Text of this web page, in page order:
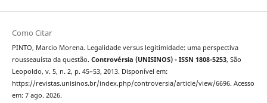
Como Citar
PINTO, Marcio Morena. Legalidade versus legitimidade: uma perspectiva
rousseauísta da questão. Controvérsia (UNISINOS) - ISSN 1808-5253, São
Leopoldo, v. 5, n. 2, p. 45–53, 2013. Disponível em:
https://revistas.unisinos.br/index.php/controversia/article/view/6696. Acesso
em: 7 ago. 2026.